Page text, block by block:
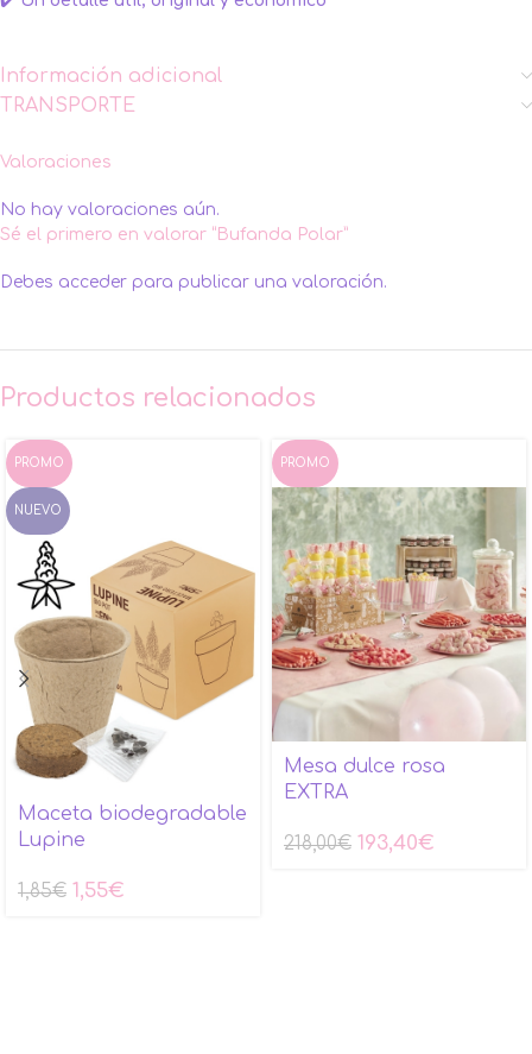
Información adicional
TRANSPORTE
Valoraciones
No hay valoraciones aún.
Sé el primero en valorar “Bufanda Polar”
Debes acceder para publicar una valoración.
Productos relacionados
PROMO
NUEVO
Maceta biodegradable
Lupine
1,85€ 1,55€
PROMO
Mesa dulce rosa
EXTRA
218,00€ 193,40€